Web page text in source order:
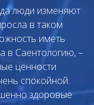
люди изменяют
в таком
иметь
в Саентологию, –
ценности
спокойной.
здоровые